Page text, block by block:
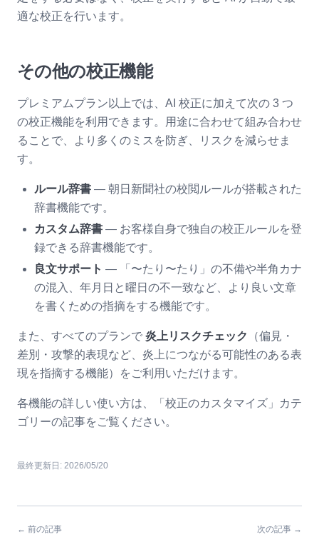
適な校正を行います。
その他の校正機能
プレミアムプラン以上では、AI 校正に加えて次の 3 つ
の校正機能を利用できます。用途に合わせて組み合わせ
ることで、より多くのミスを防ぎ、リスクを減らせま
す。
ルール辞書 — 朝日新聞社の校閲ルールが搭載された
辞書機能です。
カスタム辞書 — お客様自身で独自の校正ルールを登
録できる辞書機能です。
良文サポート — 「〜たり〜たり」の不備や半角カナ
の混入、年月日と曜日の不一致など、より良い文章
を書くための指摘をする機能です。
また、すべてのプランで 炎上リスクチェック
（偏見・
差別・攻撃的表現など、炎上につながる可能性のある表
現を指摘する機能）をご利用いただけます。
各機能の詳しい使い方は、「校正のカスタマイズ」カテ
ゴリーの記事をご覧ください。
最終更新日: 2026/05/20
← 前の記事 次の記事 →